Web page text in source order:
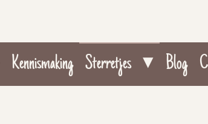
Kennismaking Sterretjes Blog